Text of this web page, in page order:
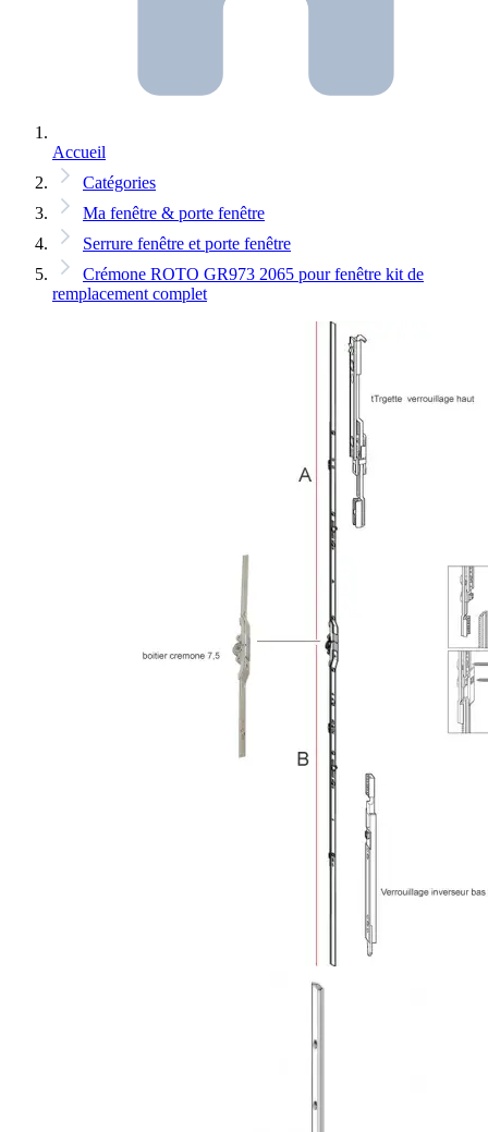
Accueil
Catégories
Ma fenêtre & porte fenêtre
Serrure fenêtre et porte fenêtre
Crémone ROTO GR973 2065 pour fenêtre kit de
remplacement complet